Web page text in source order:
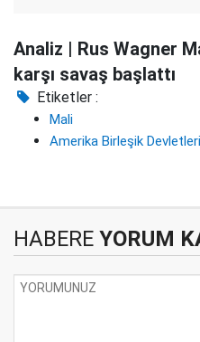
Analiz | Rus Wagner
karşı savaş başlattı
Etiketler :
Mali
Amerika Birleşik Devletleri
HABERE YORUM